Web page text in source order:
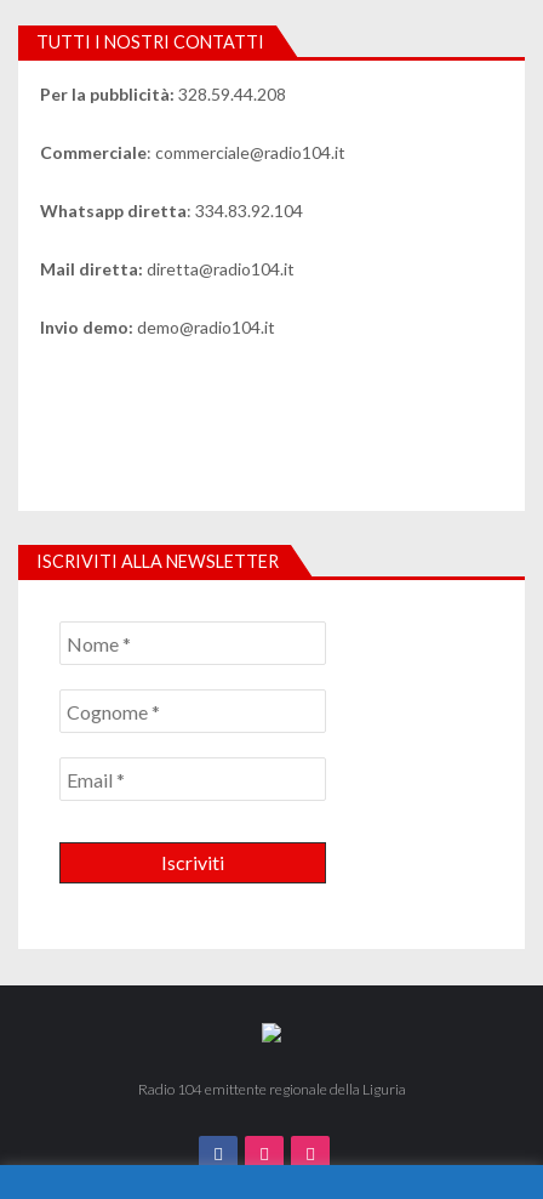
TUTTI I NOSTRI CONTATTI
Per la pubblicità: 328.59.44.208
Commerciale: commerciale@radio104.it
Whatsapp diretta: 334.83.92.104
Mail diretta: diretta@radio104.it
Invio demo: demo@radio104.it
ISCRIVITI ALLA NEWSLETTER
Radio 104 emittente regionale della Liguria